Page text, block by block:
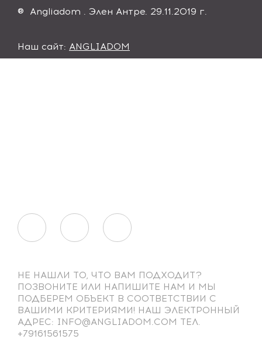
® Angliadom . Элен Антре. 29.11.2019 г.
Наш сайт: ANGLIADOM
НЕ НАШЛИ ТО, ЧТО ВАМ ПОДХОДИТ?
ПОЗВОНИТЕ ИЛИ НАПИШИТЕ НАМ И МЫ
ПОДБЕРЕМ ОБЪЕКТ В СООТВЕТСТВИИ С
ВАШИМИ КРИТЕРИЯМИ! НАШ ЭЛЕКТРОННЫЙ
АДРЕС: INFO@ANGLIADOM.COM ТЕЛ.
+79161561575